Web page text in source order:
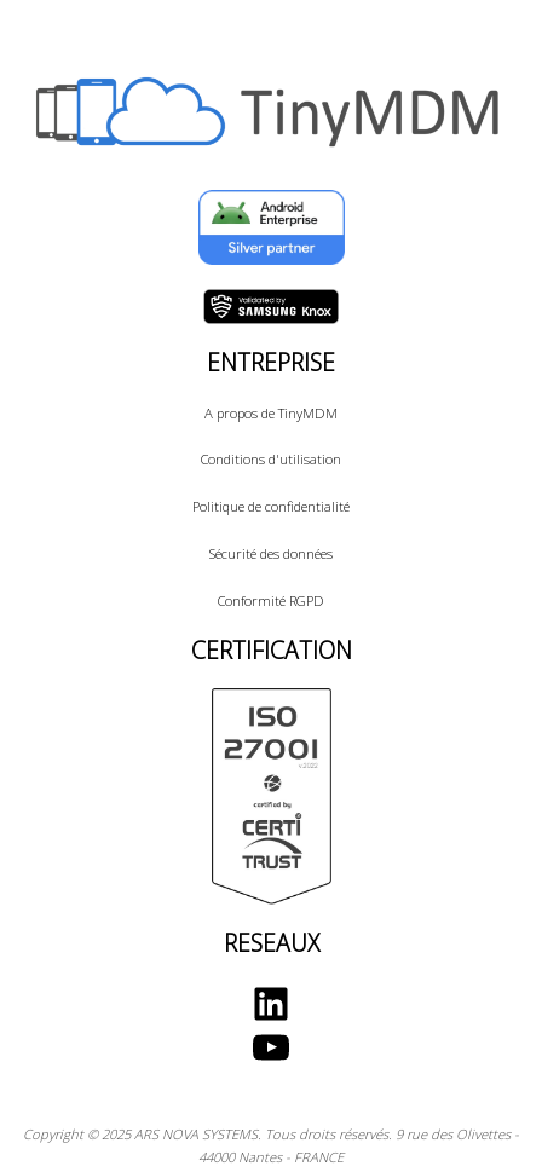
ENTREPRISE
A propos de TinyMDM
Conditions d'utilisation
Politique de confidentialité
Sécurité des données
Conformité RGPD
CERTIFICATION
RESEAUX
LinkedIn
YouTube
Copyright © 2025 ARS NOVA SYSTEMS. Tous droits réservés. 9 rue des Olivettes -
44000 Nantes - FRANCE